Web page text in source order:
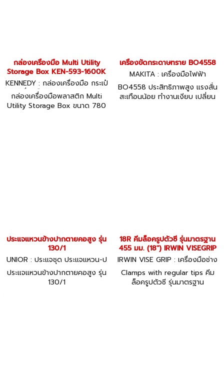
กล่องเครื่องมือ Multi Utility
Storage Box KEN-593-1600K
KENNEDY : กล่องเครื่องมือ กระเป๋
าเครื่องมือ KEN-593-1600K
กล่องเครื่องมือพลาสติก Multi
Utility Storage Box ขนาด 780
เครื่องขัดกระดาษทราย BO4558
MAKITA : เครื่องมือไฟฟ้า
BO4558 ประสิทธิภาพสูง แรงสั่น
สะเทือนน้อย ทำงานเงียบ เปลี่ยน
ประแจแหวนข้างปากตายคอสูง รุ่น
130/1
UNIOR : ประแจชุด ประแจแหวน-ป
ากตาย 130/1
ประแจแหวนข้างปากตายคอสูง รุ่น
130/1
18R คีมล็อครูปตัวซี รุ่นมาตรฐาน
455 มม. (18") IRWIN VISEGRIP
IRWIN VISE GRIP : เครื่องมือช่าง
18R
Clamps with regular tips คีม
ล็อครูปตัวซี รุ่นมาตรฐาน